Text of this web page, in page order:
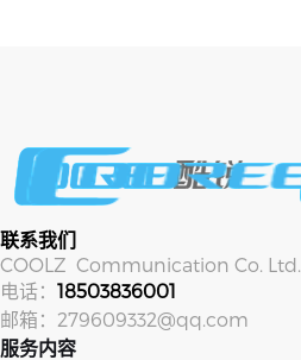
联系我们
COOLZ Com­mu­ni­ca­tion Co. Ltd.
电话： 18503836001
邮箱：279609332@qq.com
服务内容